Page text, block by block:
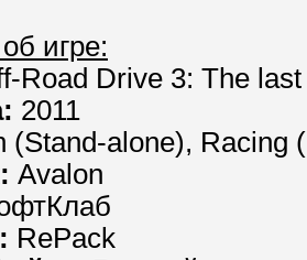
игре:
Road Drive 3: The
2011
(Stand-alone), Racing
Avalon
RePack